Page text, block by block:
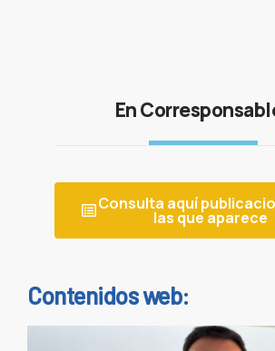
En
Consulta aquí
las que aparece
Contenidos web: